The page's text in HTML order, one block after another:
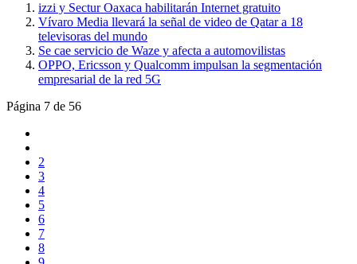
izzi y Sectur Oaxaca habilitarán Internet gratuito
Vívaro Media llevará la señal de video de Qatar a 18
televisoras del mundo
Se cae servicio de Waze y afecta a automovilistas
OPPO, Ericsson y Qualcomm impulsan la segmentación
empresarial de la red 5G
Página 7 de 56
2
3
4
5
6
7
8